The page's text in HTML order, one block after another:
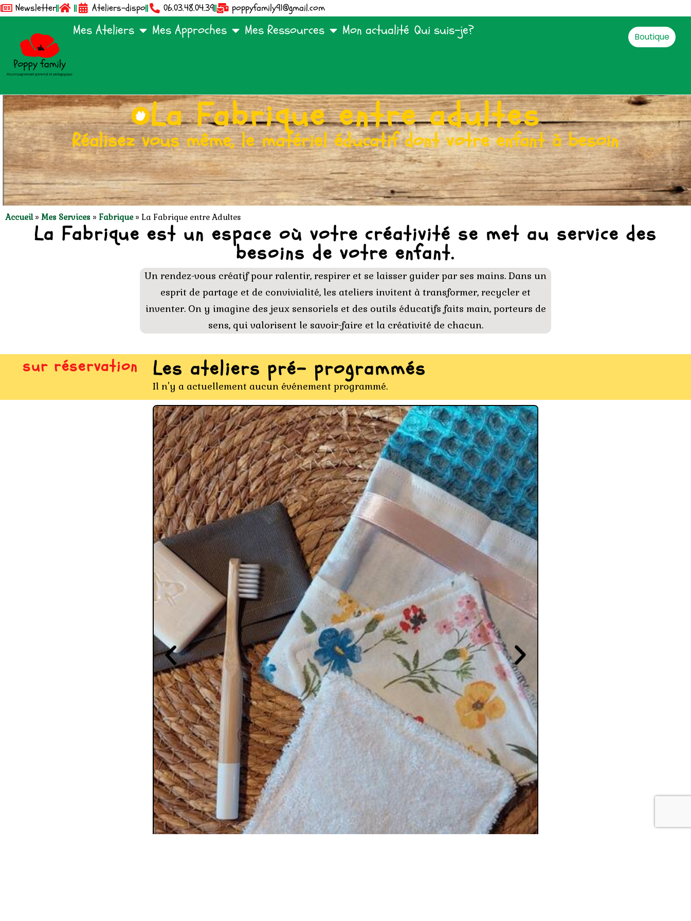
Newsletter Ateliers-dispo 06.03.48.04.39 poppyfamily91@gmail.com
Mes Ateliers Mes Approches Mes Ressources Mon actualité Qui suis-je? Boutique
La Fabrique entre adultes
Réalisez vous même, le matériel éducatif dont votre enfant à besoin
Accueil» Mes Services » Fabrique» La Fabrique entre Adultes
La Fabrique est un espace où votre créativité se met au service des
besoins de votre enfant.
Un rendez-vous créatif pour ralentir, respirer et se laisser guider par ses mains. Dans un
esprit de partage et de convivialité, les ateliers invitent à transformer, recycler et
inventer. On y imagine des jeux sensoriels et des outils éducatifs faits main, porteurs de
sens, qui valorisent le savoir-faire et la créativité de chacun.
Les ateliers pré- programmés
sur réservation
Il n'y a actuellement aucun événement programmé.